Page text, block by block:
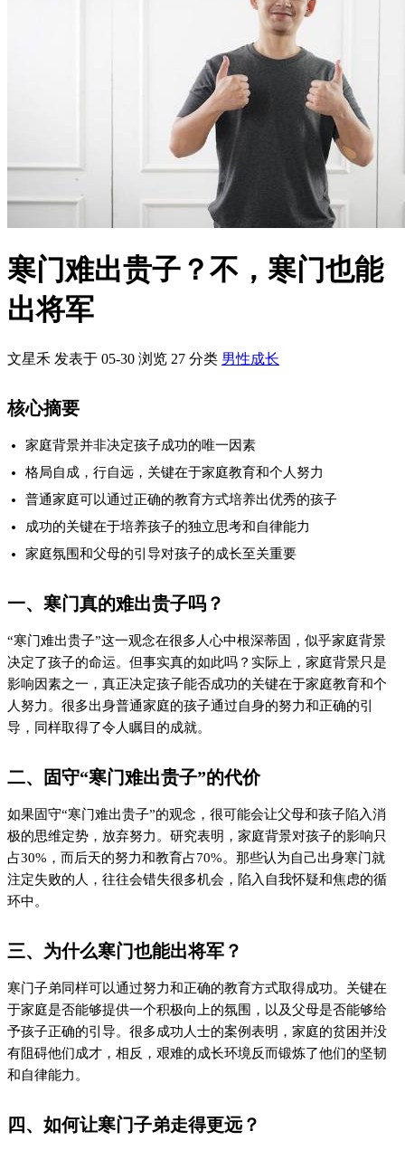
寒门难出贵子？不，寒门也能
出将军
文星禾 发表于 05-30 浏览 27 分类 男性成长
核心摘要
家庭背景并非决定孩子成功的唯一因素
格局自成，行自远，关键在于家庭教育和个人努力
普通家庭可以通过正确的教育方式培养出优秀的孩子
成功的关键在于培养孩子的独立思考和自律能力
家庭氛围和父母的引导对孩子的成长至关重要
一、寒门真的难出贵子吗？
“寒门难出贵子”这一观念在很多人心中根深蒂固，似乎家庭背景
决定了孩子的命运。但事实真的如此吗？实际上，家庭背景只是
影响因素之一，真正决定孩子能否成功的关键在于家庭教育和个
人努力。很多出身普通家庭的孩子通过自身的努力和正确的引
导，同样取得了令人瞩目的成就。
二、固守“寒门难出贵子”的代价
如果固守“寒门难出贵子”的观念，很可能会让父母和孩子陷入消
极的思维定势，放弃努力。研究表明，家庭背景对孩子的影响只
占30%，而后天的努力和教育占70%。那些认为自己出身寒门就
注定失败的人，往往会错失很多机会，陷入自我怀疑和焦虑的循
环中。
三、为什么寒门也能出将军？
寒门子弟同样可以通过努力和正确的教育方式取得成功。关键在
于家庭是否能够提供一个积极向上的氛围，以及父母是否能够给
予孩子正确的引导。很多成功人士的案例表明，家庭的贫困并没
有阻碍他们成才，相反，艰难的成长环境反而锻炼了他们的坚韧
和自律能力。
四、如何让寒门子弟走得更远？